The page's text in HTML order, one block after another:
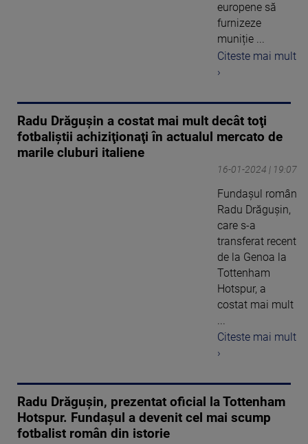
europene să
furnizeze
muniție ...
Citeste mai mult
›
Radu Drăguşin a costat mai mult decât toţi
fotbaliştii achiziţionaţi în actualul mercato de
marile cluburi italiene
16-01-2024 | 19:07
Fundaşul român
Radu Drăguşin,
care s-a
transferat recent
de la Genoa la
Tottenham
Hotspur, a
costat mai mult
...
Citeste mai mult
›
Radu Drăguşin, prezentat oficial la Tottenham
Hotspur. Fundașul a devenit cel mai scump
fotbalist român din istorie